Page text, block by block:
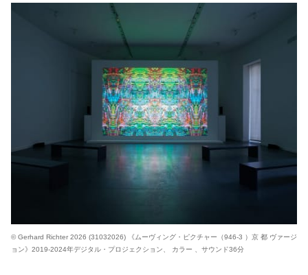
© Gerhard Richter 2026 (31032026) 《ムーヴィング・ピクチャー（946-3 ）京 都 ヴァージ
ョン》2019-2024年デジタル・プロジェクション、 カラー 、サウンド36分